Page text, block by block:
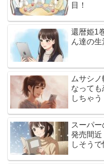
目！
還暦姫1
ん達の生
ムサシ
なって
しちゃう
スーパー
発売間近
しそう